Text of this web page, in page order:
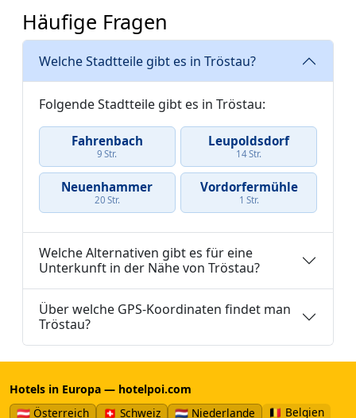
Häufige Fragen
Welche Stadtteile gibt es in Tröstau?
Folgende Stadtteile gibt es in Tröstau:
Fahrenbach
9 Str.
Leupoldsdorf
14 Str.
Neuenhammer
20 Str.
Vordorfermühle
1 Str.
Welche Alternativen gibt es für eine
Unterkunft in der Nähe von Tröstau?
Über welche GPS-Koordinaten findet man
Tröstau?
Hotels in Europa — hotelpoi.com
🇦🇹 Österreich
🇨🇭 Schweiz 🇳🇱 Niederlande 🇧🇪 Belgien